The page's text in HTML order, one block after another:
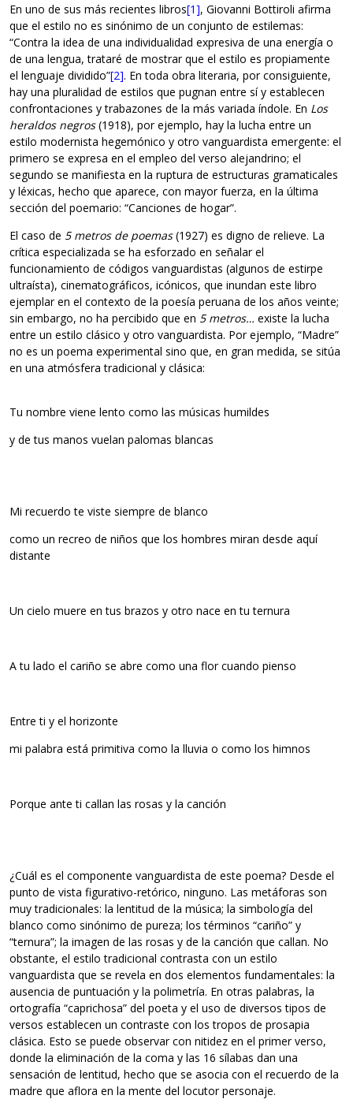
En uno de sus más recientes libros[1], Giovanni Bottiroli afirma
que el estilo no es sinónimo de un conjunto de estilemas:
“Contra la idea de una individualidad expresiva de una energía o
de una lengua, trataré de mostrar que el estilo es propiamente
el lenguaje dividido”[2]. En toda obra literaria, por consiguiente,
hay una pluralidad de estilos que pugnan entre sí y establecen
confrontaciones y trabazones de la más variada índole. En Los
heraldos negros(1918), por ejemplo, hay la lucha entre un
estilo modernista hegemónico y otro vanguardista emergente: el
primero se expresa en el empleo del verso alejandrino; el
segundo se manifiesta en la ruptura de estructuras gramaticales
y léxicas, hecho que aparece, con mayor fuerza, en la última
sección del poemario: “Canciones de hogar”.
El caso de 5 metros de poemas(1927) es digno de relieve. La
crítica especializada se ha esforzado en señalar el
funcionamiento de códigos vanguardistas (algunos de estirpe
ultraísta), cinematográficos, icónicos, que inundan este libro
ejemplar en el contexto de la poesía peruana de los años veinte;
sin embargo, no ha percibido que en 5 metros… existe la lucha
entre un estilo clásico y otro vanguardista. Por ejemplo, “Madre”
no es un poema experimental sino que, en gran medida, se sitúa
en una atmósfera tradicional y clásica:
Tu nombre viene lento como las músicas humildes
y de tus manos vuelan palomas blancas
Mi recuerdo te viste siempre de blanco
como un recreo de niños que los hombres miran desde aquí
distante
Un cielo muere en tus brazos y otro nace en tu ternura
A tu lado el cariño se abre como una flor cuando pienso
Entre ti y el horizonte
mi palabra está primitiva como la lluvia o como los himnos
Porque ante ti callan las rosas y la canción
¿Cuál es el componente vanguardista de este poema? Desde el
punto de vista figurativo-retórico, ninguno. Las metáforas son
muy tradicionales: la lentitud de la música; la simbología del
blanco como sinónimo de pureza; los términos “cariño” y
“ternura”; la imagen de las rosas y de la canción que callan. No
obstante, el estilo tradicional contrasta con un estilo
vanguardista que se revela en dos elementos fundamentales: la
ausencia de puntuación y la polimetría. En otras palabras, la
ortografía “caprichosa” del poeta y el uso de diversos tipos de
versos establecen un contraste con los tropos de prosapia
clásica. Esto se puede observar con nitidez en el primer verso,
donde la eliminación de la coma y las 16 sílabas dan una
sensación de lentitud, hecho que se asocia con el recuerdo de la
madre que aflora en la mente del locutor personaje.